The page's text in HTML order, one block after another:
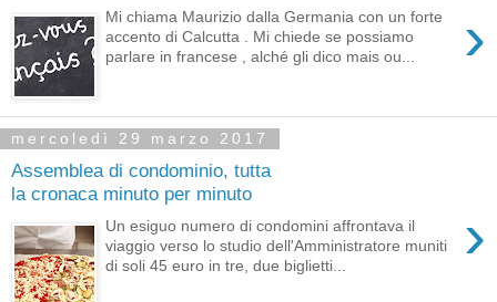
›
Mi chiama Maurizio dalla Germania con un forte
accento di Calcutta . Mi chiede se possiamo
parlare in francese , alché gli dico mais ou...
mercoledì 29 marzo 2017
Assemblea di condominio, tutta
la cronaca minuto per minuto
›
Un esiguo numero di condomini affrontava il
viaggio verso lo studio dell'Amministratore muniti
di soli 45 euro in tre, due biglietti...